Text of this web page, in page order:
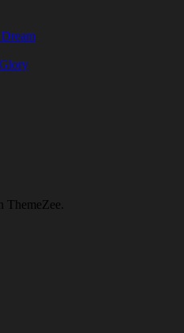
ThemeZee.